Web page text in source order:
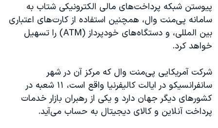
پیوستن شبکه پرداخت‌های مالی الکترونیکی شتاب به
سامانه پی‌منت وال، همچنین استفاده از کارت‌های اعتباری
بین المللی، و دستگاه‌های خودپرداز (ATM) را تسهیل
خواهد کرد.
شرکت آمریکایی پی‌منت وال که مرکز آن در شهر
سانفرانسیکو در ایالت کالیفرنیا واقع است، ۱۱ شعبه در
کشورهای دیگر جهان دارد و یکی از رهبران بازار خدمات
پرداخت آنلاین و کالای دیجیتال به حساب می‌آید.